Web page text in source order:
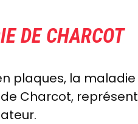
DE CHARCOT
plaques, la maladie
Charcot,